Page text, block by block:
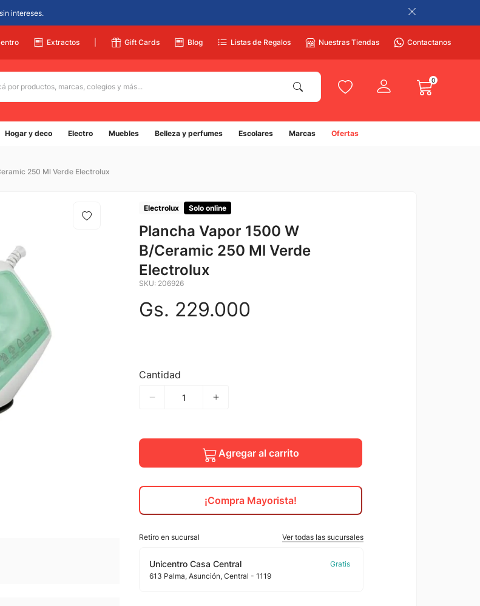
intereses.
Extractos Gift Cards Blog Listas de Regalos Nuestras Tiendas Contactanos
por productos, marcas, colegios y más... 0
Hogar y deco Electro Muebles Belleza y perfumes Escolares Marcas Ofertas
250 Ml Verde Electrolux
Electrolux Solo online
Plancha Vapor 1500 W
B/Ceramic 250 Ml Verde
Electrolux
SKU: 206926
Gs. 229.000
Cantidad
Agregar al carrito
¡Compra Mayorista!
Retiro en sucursal Ver todas las sucursales
Unicentro Casa Central
613 Palma, Asunción, Central - 1119